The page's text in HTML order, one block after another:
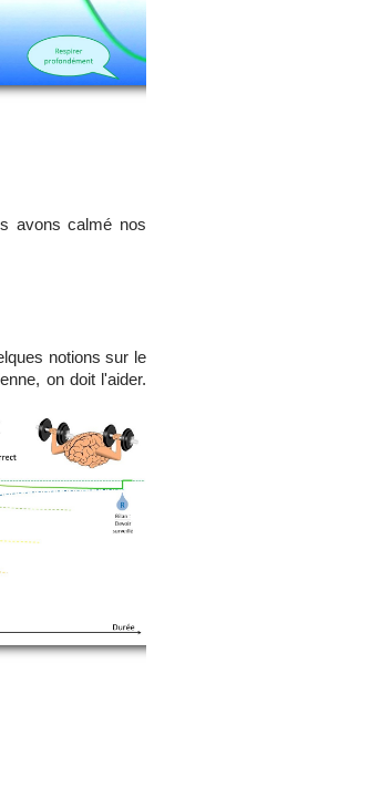
avons calmé nos
notions sur le
on doit l'aider.